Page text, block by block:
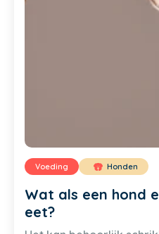
Voeding Honden
Wat als een hond
eet?